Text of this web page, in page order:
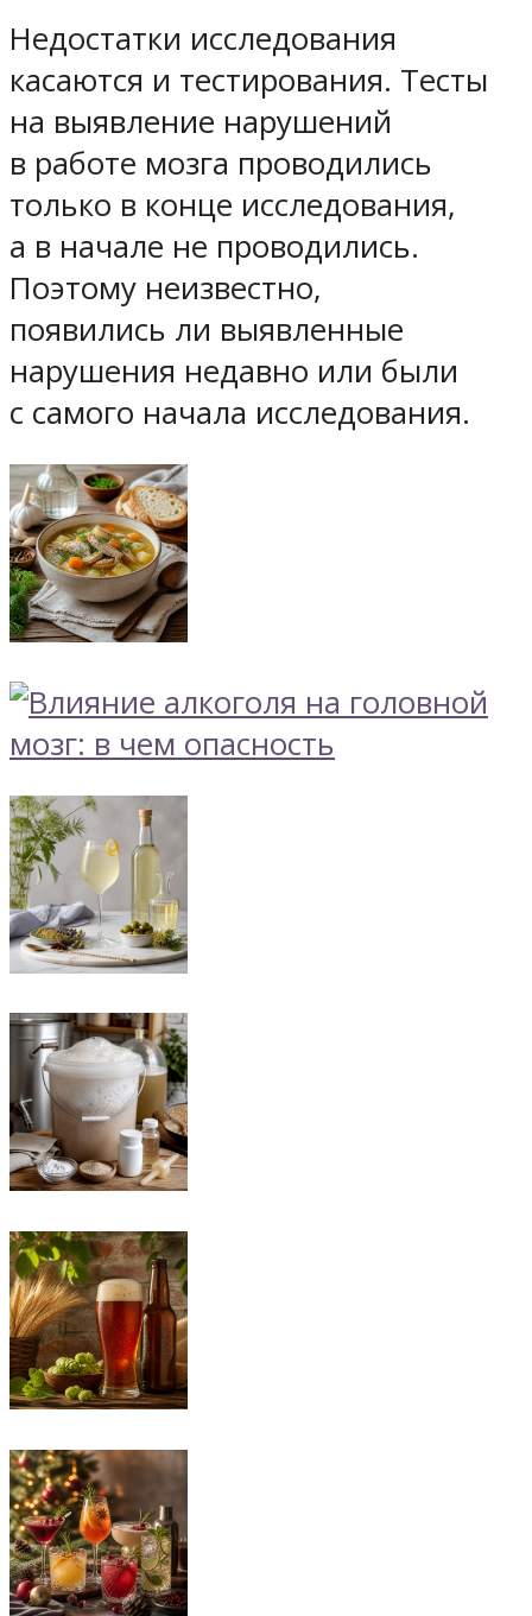
Недостатки исследования
касаются и тестирования. Тесты
на выявление нарушений
в работе мозга проводились
только в конце исследования,
а в начале не проводились.
Поэтому неизвестно,
появились ли выявленные
нарушения недавно или были
с самого начала исследования.